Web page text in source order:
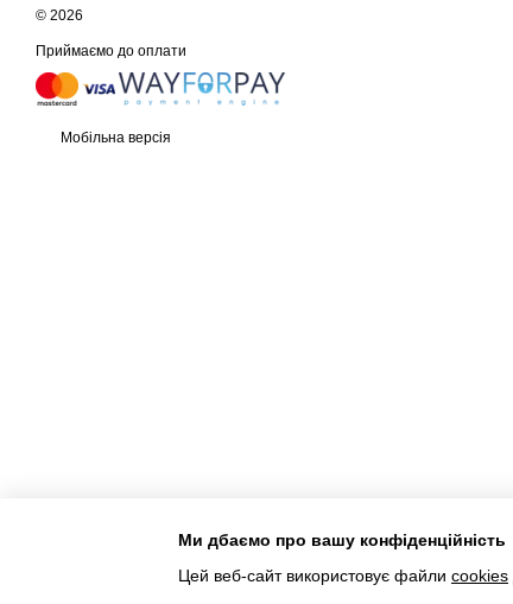
© 2026
Приймаємо до оплати
Мобільна версія
Інтернет-магазин створений з Хорошоп
Ми дбаємо про вашу конфіденційність
Цей веб-сайт використовує файли cookies